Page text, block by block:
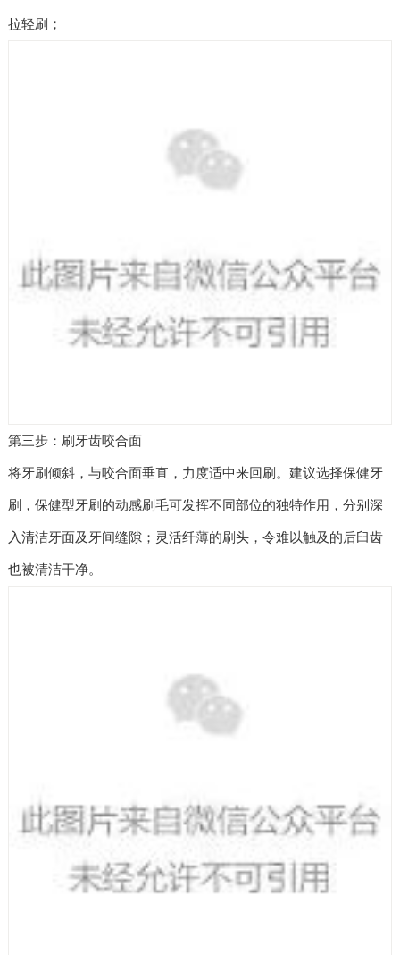
拉轻刷；
第三步：刷牙齿咬合面
将牙刷倾斜，与咬合面垂直，力度适中来回刷。建议选择保健牙
刷，保健型牙刷的动感刷毛可发挥不同部位的独特作用，分别深
入清洁牙面及牙间缝隙；灵活纤薄的刷头，令难以触及的后臼齿
也被清洁干净。